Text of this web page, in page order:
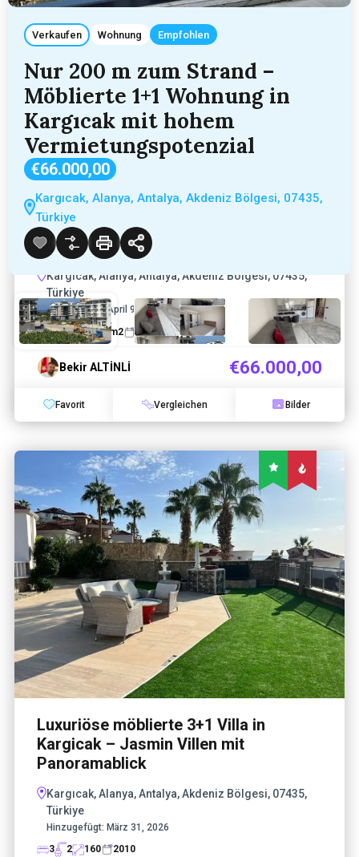
Verkaufen Wohnung Empfohlen
Nur 200 m zum Strand –
Möblierte 1+1 Wohnung in
Kargıcak mit hohem
Vermietungspotenzial
€66.000,00
Kargıcak, Alanya, Antalya, Akdeniz Bölgesi, 07435,
Türkiye
Nur 200 m zum Strand – Möblierte 1+1
Wohnung in Kargıcak mit hohem
Vermietungspotenzial
Kargıcak, Alanya, Antalya, Akdeniz Bölgesi, 07435,
Türkiye
Hinzugefügt:April 9, 2026
1
1 60sq m2 2024
Bekir ALTİNLİ €66.000,00
Favorit Vergleichen Bilder
Luxuriöse möblierte 3+1 Villa in
Kargicak – Jasmin Villen mit
Panoramablick
Kargıcak, Alanya, Antalya, Akdeniz Bölgesi, 07435,
Türkiye
Hinzugefügt: März 31, 2026
3
2 160 2010